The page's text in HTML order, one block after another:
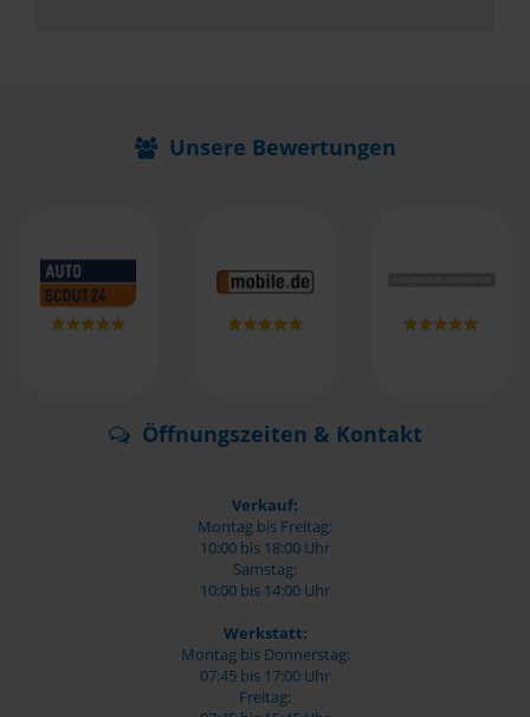
Unsere Bewertungen
Öffnungszeiten & Kontakt
Verkauf:
Montag bis Freitag:
10:00 bis 18:00 Uhr
Samstag:
10:00 bis 14:00 Uhr
Werkstatt:
Montag bis Donnerstag:
07:45 bis 17:00 Uhr
Freitag: